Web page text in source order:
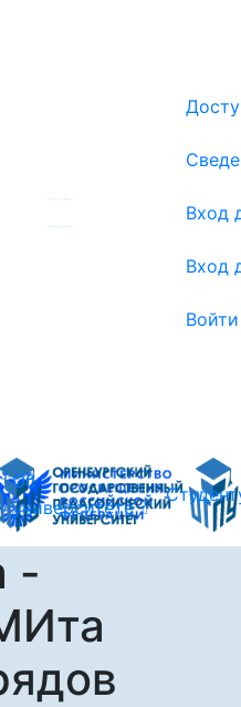
Вход
Вход
Войти
Об
университете
-